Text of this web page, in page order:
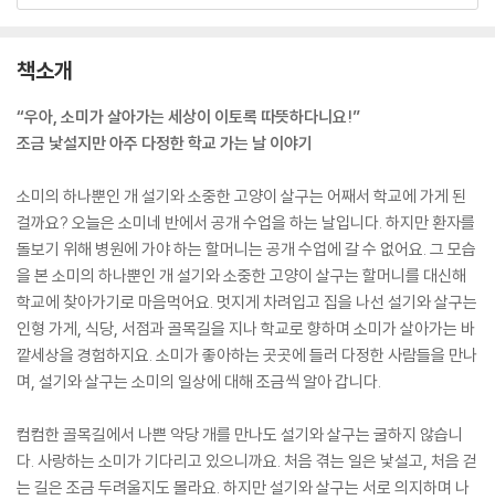
책소개
“우아, 소미가 살아가는 세상이 이토록 따뜻하다니요!”
조금 낯설지만 아주 다정한 학교 가는 날 이야기
소미의 하나뿐인 개 설기와 소중한 고양이 살구는 어째서 학교에 가게 된
걸까요? 오늘은 소미네 반에서 공개 수업을 하는 날입니다. 하지만 환자를
돌보기 위해 병원에 가야 하는 할머니는 공개 수업에 갈 수 없어요. 그 모습
을 본 소미의 하나뿐인 개 설기와 소중한 고양이 살구는 할머니를 대신해
학교에 찾아가기로 마음먹어요. 멋지게 차려입고 집을 나선 설기와 살구는
인형 가게, 식당, 서점과 골목길을 지나 학교로 향하며 소미가 살아가는 바
깥세상을 경험하지요. 소미가 좋아하는 곳곳에 들러 다정한 사람들을 만나
며, 설기와 살구는 소미의 일상에 대해 조금씩 알아 갑니다.
컴컴한 골목길에서 나쁜 악당 개를 만나도 설기와 살구는 굴하지 않습니
다. 사랑하는 소미가 기다리고 있으니까요. 처음 겪는 일은 낯설고, 처음 걷
는 길은 조금 두려울지도 몰라요. 하지만 설기와 살구는 서로 의지하며 나